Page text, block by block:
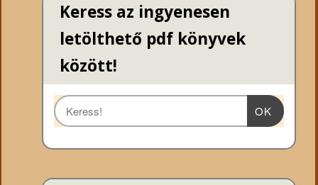
Keress az ingyenesen
letölthető pdf könyvek
között!
OK